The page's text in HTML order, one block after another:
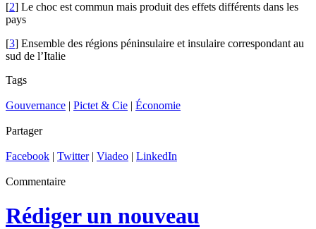
[2] Le choc est commun mais produit des effets différents dans les
pays
[3] Ensemble des régions péninsulaire et insulaire correspondant au
sud de l’Italie
Tags
Gouvernance | Pictet & Cie | Économie
Partager
Facebook | Twitter| Viadeo | LinkedIn
Commentaire
Rédiger un nouveau